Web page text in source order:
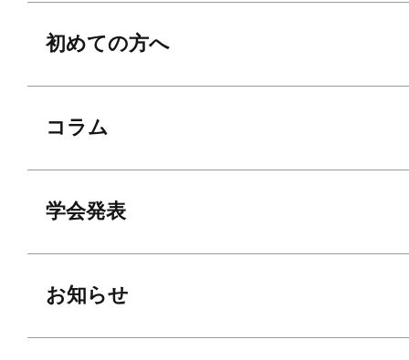
初めての方へ
コラム
学会発表
お知らせ